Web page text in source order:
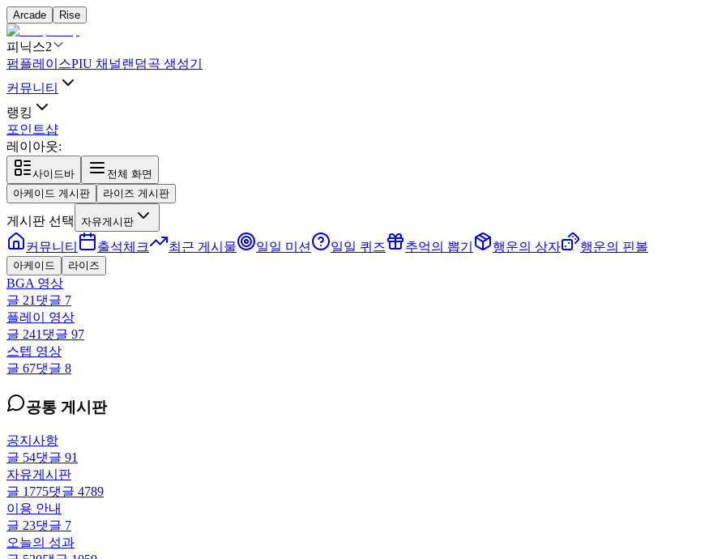
Arcade Rise
피닉스2
펌플레이스PIU 채널랜덤곡 생성기
커뮤니티
랭킹
포인트샵
레이아웃:
사이드바
전체 화면
아케이드 게시판
라이즈 게시판
게시판 선택 자유게시판
커뮤니티 출석체크 최근 게시물 일일 미션 일일 퀴즈 추억의 뽑기 행운의 상자 행운의 핀볼
아케이드 라이즈
BGA 영상
글 21 댓글 7
플레이 영상
글 241 댓글 97
스텝 영상
글 67댓글 8
공통 게시판
공지사항
글 54댓글 91
자유게시판
글 1775댓글 4789
이용 안내
글 23댓글 7
오늘의 성과